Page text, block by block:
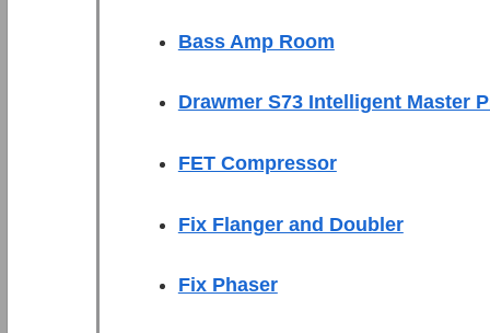
Bass Amp Room
Drawmer S73 Intelligent Master
FET Compressor
Fix Flanger and Doubler
Fix Phaser